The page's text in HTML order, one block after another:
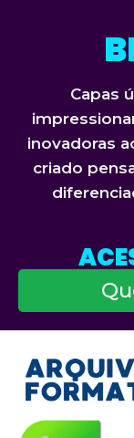
Capas
inovadoras
criado